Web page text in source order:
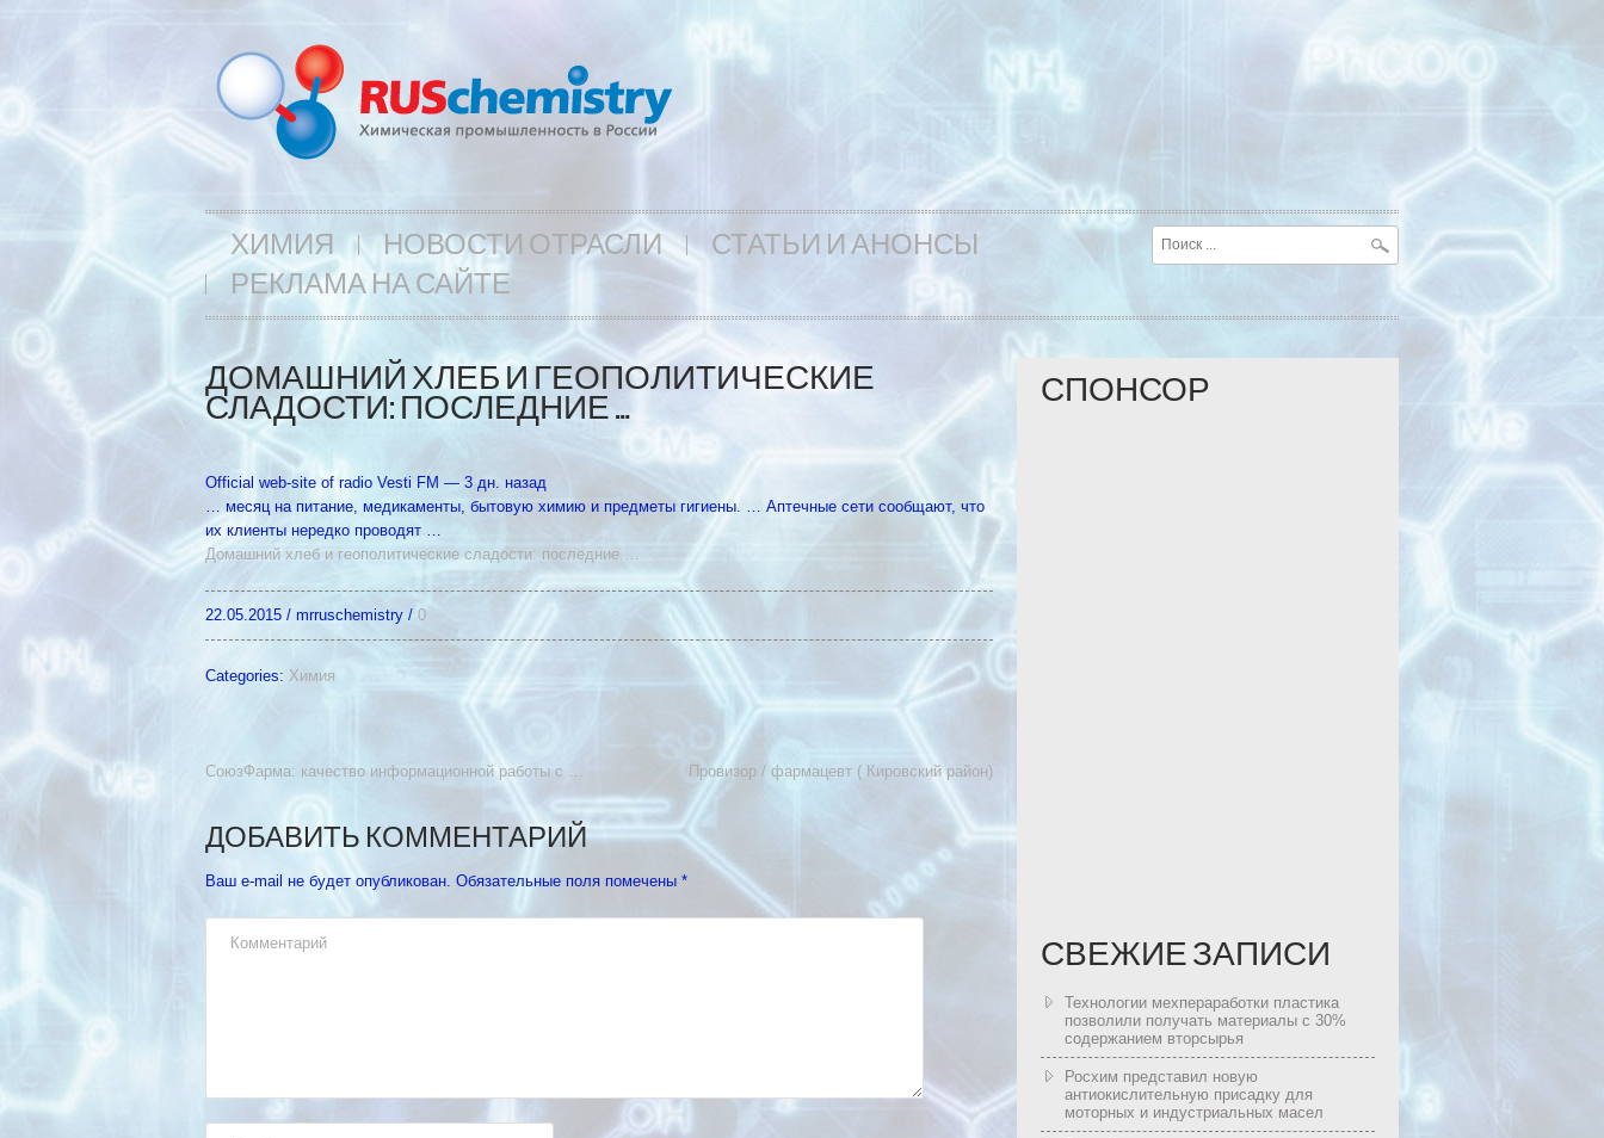
ХИМИЯ НОВОСТИ ОТРАСЛИ
СТАТЬИ И АНОНСЫ
РЕКЛАМА НА САЙТЕ
ДОМАШНИЙ ХЛЕБ И ГЕОПОЛИТИЧЕСКИЕ
СЛАДОСТИ: ПОСЛЕДНИЕ …
Official web-site of radio Vesti FM‎ — 3 дн. назад
… месяц на питание, медикаменты, бытовую химию и предметы гигиены. … Аптечные сети сообщают, что
их клиенты нередко проводят …
Домашний хлеб и геополитические сладости: последние …
22.05.2015 / mrruschemistry / 0
Categories: Химия
СоюзФарма: качество информационной работы с … Провизор / фармацевт ( Кировский район)
ДОБАВИТЬ КОММЕНТАРИЙ
Ваш e-mail не будет опубликован. Обязательные поля помечены *
Комментарий
СПОНСОР
СВЕЖИЕ ЗАПИСИ
Технологии мехпераработки пластика
позволили получать материалы с 30%
содержанием вторсырья
Росхим представил новую
антиокислительную присадку для
моторных и индустриальных масел